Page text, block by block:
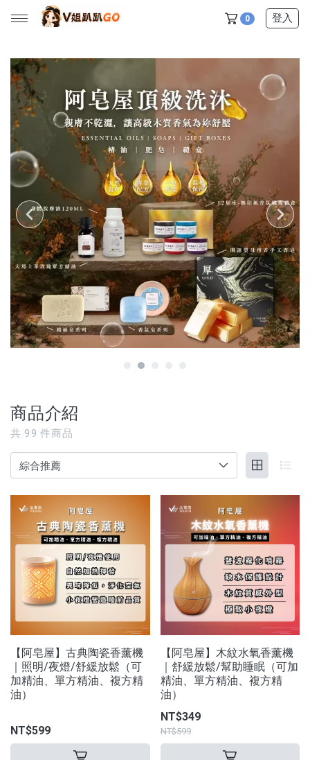
0 登入
所有產品
【V姐團購專屬優惠】
【春季下殺特賣】
【新品上市】
【美髮護理】
【服飾內著】
【居家生活】
【營養保健】
【3C家電/周邊】
品牌
服務/政策
商品介紹
共 99 件商品
【阿皂屋】古典陶瓷香薰機
｜照明/夜燈/舒緩放鬆（可
加精油、單方精油、複方精
油）
NT$599
【阿皂屋】木紋水氧香薰機
｜舒緩放鬆/幫助睡眠（可加
精油、單方精油、複方精
油）
NT$349
NT$599